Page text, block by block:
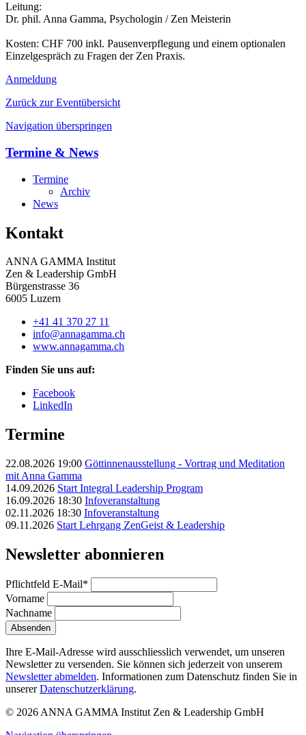
Leitung:
Dr. phil. Anna Gamma, Psychologin / Zen Meisterin
Kosten: CHF 700 inkl. Pausenverpflegung und einem optionalen
Einzelgespräch zu Fragen der Zen Praxis.
Anmeldung
Zurück zur Eventübersicht
Navigation überspringen
Termine & News
Termine
Archiv
News
Kontakt
ANNA GAMMA Institut
Zen & Leadership GmbH
Bürgenstrasse 36
6005 Luzern
+41 41 370 27 11
info@annagamma.ch
www.annagamma.ch
Finden Sie uns auf:
Facebook
LinkedIn
Termine
22.08.2026 19:00 Göttinnenausstellung - Vortrag und Meditation
mit Anna Gamma
14.09.2026 Start Integral Leadership Program
16.09.2026 18:30 Infoveranstaltung
02.11.2026 18:30 Infoveranstaltung
09.11.2026 Start Lehrgang ZenGeist & Leadership
Newsletter abonnieren
Pflichtfeld E-Mail*
Vorname
Nachname
Absenden
Ihre E-Mail-Adresse wird ausschliesslich verwendet, um unseren
Newsletter zu versenden. Sie können sich jederzeit von unserem
Newsletter abmelden. Informationen zum Datenschutz finden Sie in
unsererDatenschutzerklärung.
© 2026 ANNA GAMMA Institut Zen & Leadership GmbH